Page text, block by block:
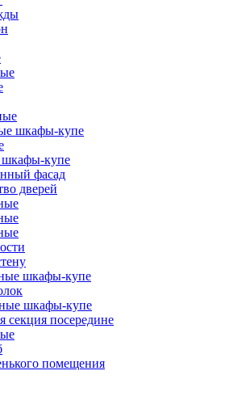
шкафы-купе
шкафы-купе
фасад
дверей
шкафы-купе
шкафы-купе
секция посередине
помещения